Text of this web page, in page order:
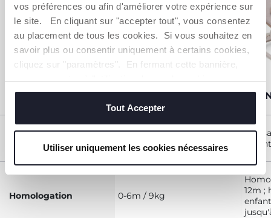
vos préférences ou afin d'améliorer votre expérience sur
le site. En cliquant sur "accepter tout", vous consentez
au placement de tous les cookies. Si vous souhaitez en
savoir plus ou consentir uniquement à certains cookies,
cliquez sur "paramètres". En fermant cette bannière,
vous consentez à l'utilisation des seuls cookies
techniques, qui sont essentiels au service demandé.
Tout Accepter
Utiliser uniquement les cookies nécessaires
COMPARER
DES
PRODUITS
TRANSAT ZEN WAVE
enfant
Homologation 0-6m / 9kg
12m ;